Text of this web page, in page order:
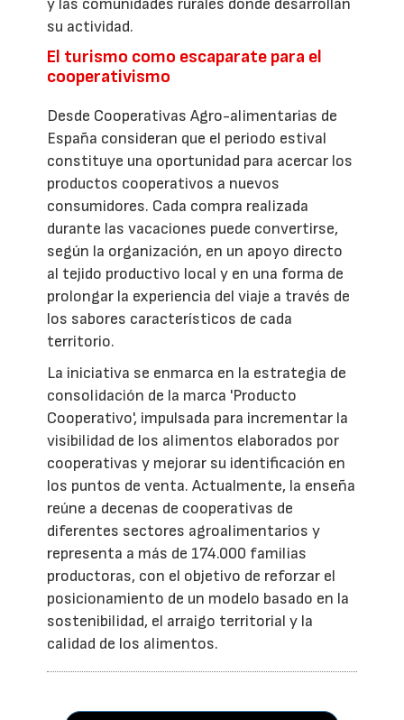
y las comunidades rurales donde desarrollan
su actividad.
El turismo como escaparate para el
cooperativismo
Desde Cooperativas Agro-alimentarias de
España consideran que el periodo estival
constituye una oportunidad para acercar los
productos cooperativos a nuevos
consumidores. Cada compra realizada
durante las vacaciones puede convertirse,
según la organización, en un apoyo directo
al tejido productivo local y en una forma de
prolongar la experiencia del viaje a través de
los sabores característicos de cada
territorio.
La iniciativa se enmarca en la estrategia de
consolidación de la marca 'Producto
Cooperativo', impulsada para incrementar la
visibilidad de los alimentos elaborados por
cooperativas y mejorar su identificación en
los puntos de venta. Actualmente, la enseña
reúne a decenas de cooperativas de
diferentes sectores agroalimentarios y
representa a más de 174.000 familias
productoras, con el objetivo de reforzar el
posicionamiento de un modelo basado en la
sostenibilidad, el arraigo territorial y la
calidad de los alimentos.